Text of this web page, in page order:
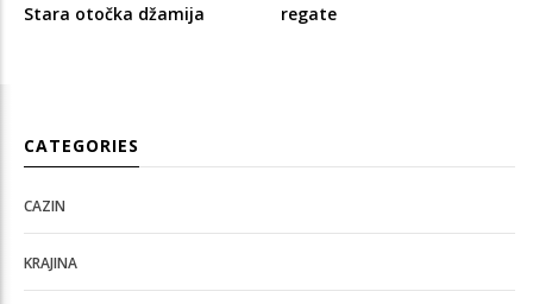
Stara otočka džamija
regate
CATEGORIES
CAZIN
KRAJINA